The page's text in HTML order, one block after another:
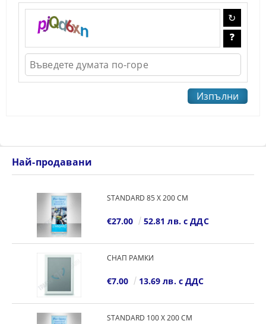
Най-продавани
STANDARD 85 Х 200 СМ
€27.00 52.81 лв. с ДДС
СНАП РАМКИ
€7.00 13.69 лв. с ДДС
STANDARD 100 Х 200 СМ